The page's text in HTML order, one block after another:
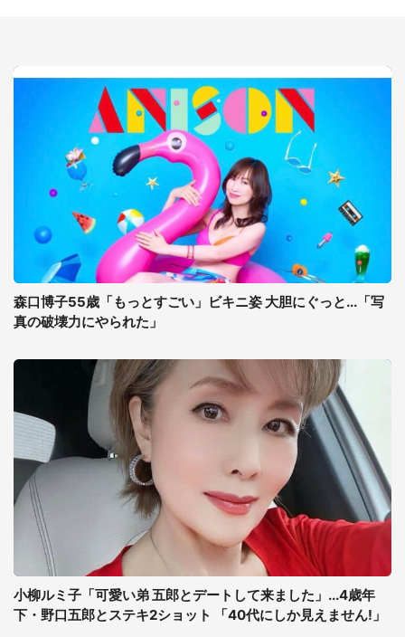
森口博子55歳「もっとすごい」ビキニ姿 大胆にぐっと...「写
真の破壊力にやられた」
小柳ルミ子「可愛い弟 五郎とデートして来ました」...4歳年
下・野口五郎とステキ2ショット 「40代にしか見えません!」